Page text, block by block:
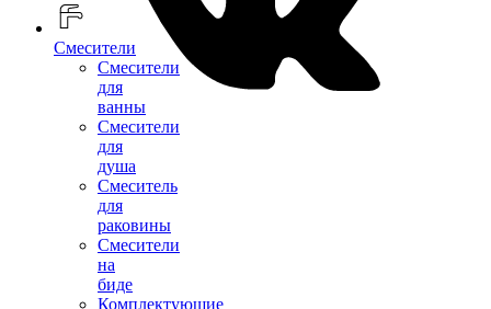
Смесители
Смесители
для
ванны
Смесители
для
душа
Смеситель
для
раковины
Смесители
на
биде
Комплектующие